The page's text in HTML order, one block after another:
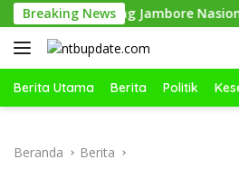
Langsung
ke
konten
Breaking News
Ajang Jambore Nasional XII 2026
Berita Utama Berita Politik
Beranda Berita